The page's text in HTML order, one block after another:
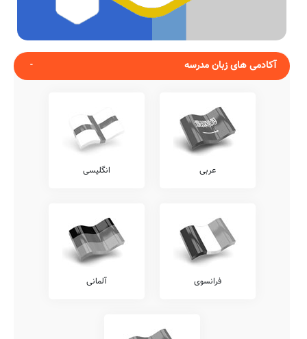
آکادمی های زبان مدرسه
عربی انگلیسی
فرانسوی آلمانی